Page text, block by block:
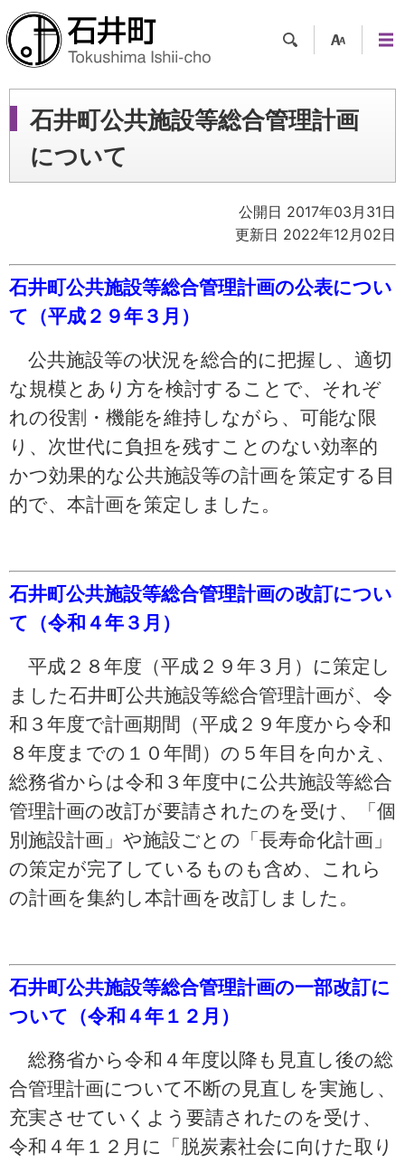
ツー
ル
ュー
石井町公共施設等総合管理計画
について
公開日 2017年03月31日
更新日 2022年12月02日
石井町公共施設等総合管理計画の公表につい
て（平成２９年３月）
公共施設​等の状況を総合的に把​握し、適切
な規模とあ​り方を検討することで​、それぞ
れの役割・機​能を維持しながら、可​能な限
り、次世代に負​担を残すことのない効​率的
かつ効果的な公共​施設等の計画を策定す​る目
的で、本計画を策​定しました。
石井町公共施設等総合管理計画の改訂につい
て（令和４年３月）
平成２８年度（平成２９年３月）に策定し
ました石井町公共施設等総合管理計画が、令
和３年度で計画期間（平成２９年度から令和
８年度までの１０年間）の５年目を向かえ、
総務省からは令和３年度中に公共施設等総合
管理計画の改訂が要請されたのを受け、「個
別施設計画」や施設ごとの「長寿命化計画」
の策定が完了しているものも含め、これら
の計画を集約し本計画を改訂しました。
石井町公共施設等総合管理計画の一部改訂に
ついて（令和４年１２月）
総務省から令和４年度以降も見直し後の総
合管理計画について不断の見直しを実施し、
充実させていくよう要請されたのを受け、
令和４年１２月に「脱炭素社会に向けた取り